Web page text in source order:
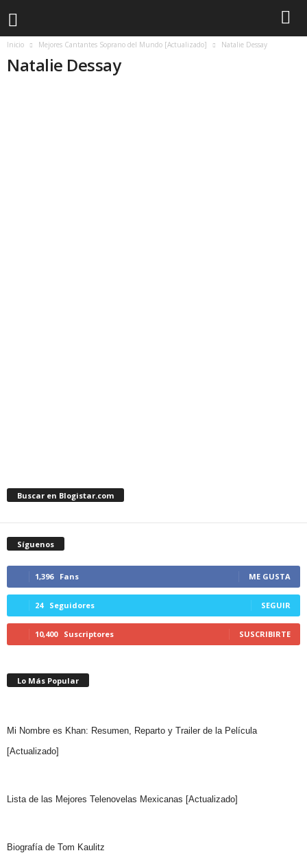
Inicio Mejores Cantantes Soprano del Mundo [Actualizado] Natalie Dessay
Natalie Dessay
Buscar en Blogistar.com
Síguenos
1,396 Fans ME GUSTA
24 Seguidores SEGUIR
10,400 Suscriptores SUSCRIBIRTE
Lo Más Popular
Mi Nombre es Khan: Resumen, Reparto y Trailer de la Película
[Actualizado]
Lista de las Mejores Telenovelas Mexicanas [Actualizado]
Biografía de Tom Kaulitz